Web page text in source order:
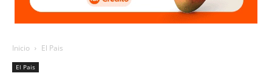
Inicio El Pais
El Pais